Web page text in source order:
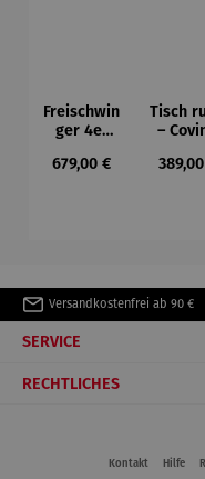
Freischwin
ger 4er
Covina
Regulärer Preis:
679,00 €
Tisch
–
Versandkostenfrei ab 90 €
SERVICE
RECHTLICHES
Kontakt Hilfe